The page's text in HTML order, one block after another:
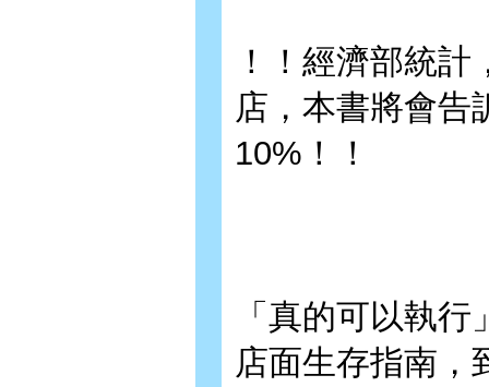
！！經濟部統
店，本書將會告
10%！！
「真的可以執
店面生存指南，